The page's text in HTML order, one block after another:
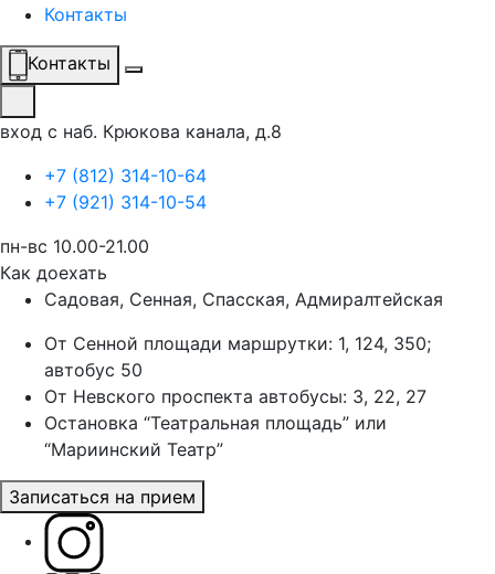
Контакты
Контакты
вход с наб. Крюкова канала, д.8
+7 (812) 314-10-64
+7 (921) 314-10-54
пн-вс 10.00-21.00
Как доехать
Садовая, Сенная, Спасская, Адмиралтейская
От Сенной площади маршрутки: 1, 124, 350;
автобус 50
От Невского проспекта автобусы: 3, 22, 27
Остановка “Театральная площадь” или
“Мариинский Театр”
Записаться на прием